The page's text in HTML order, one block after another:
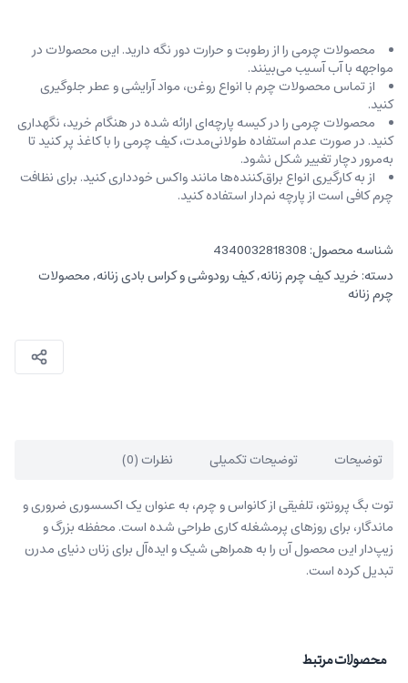
محصولات چرمی را از رطوبت و حرارت دور نگه دارید. این محصولات در
مواجهه با آب آسیب می‌بینند.
از تماس محصولات چرم با انواع روغن‌، مواد آرایشی و عطر جلوگیری
کنید.
محصولات چرمی را در کیسه‌ پارچه‌ای ارائه شده در هنگام خرید، ‌نگهداری
کنید. در صورت عدم استفاده طولانی‌مدت، کیف‌ چرمی را با کاغذ پر کنید تا
به‌مرور دچار تغییر شکل نشود.
از به کارگیری انواع براق‌کننده‌ها مانند واکس خودداری کنید. برای نظافت
چرم کافی است از پارچه‌ نم‌دار استفاده کنید.
شناسه محصول: 4340032818308
دسته: خرید کیف چرم زنانه,کیف رودوشی و کراس بادی زنانه,محصولات
چرم زنانه
توضیحات توضیحات تکمیلی نظرات (0)
توت بگ پرونتو، تلفیقی از کانواس و چرم، به عنوان یک اکسسوری ضروری و
ماندگار، برای روزهای پرمشغله کاری طراحی شده است. محفظه بزرگ و
زیپ‌دار این محصول آن را به‌ همراهی شیک و ایده‌آل برای زنان دنیای مدرن
تبدیل کرده است.
محصولات مرتبط